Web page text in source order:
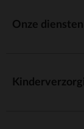
Onze diensten